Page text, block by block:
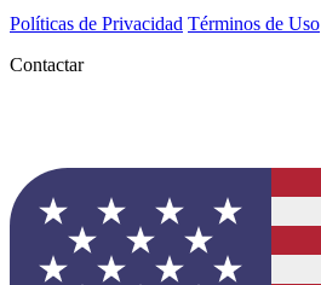
Políticas de Privacidad Términos de Uso
Contactar